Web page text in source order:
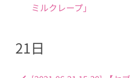
ミルクレープ」
21日